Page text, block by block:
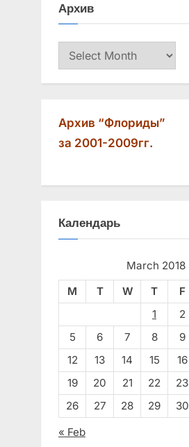
Архив
Архив
Архив “Флориды”
за 2001-2009гг.
Календарь
March 2018
M
T W T F
1
2
5
6 7 8 9
12
13 14 15 16
19
20 21 22 23
26
27 28 29 30
« Feb